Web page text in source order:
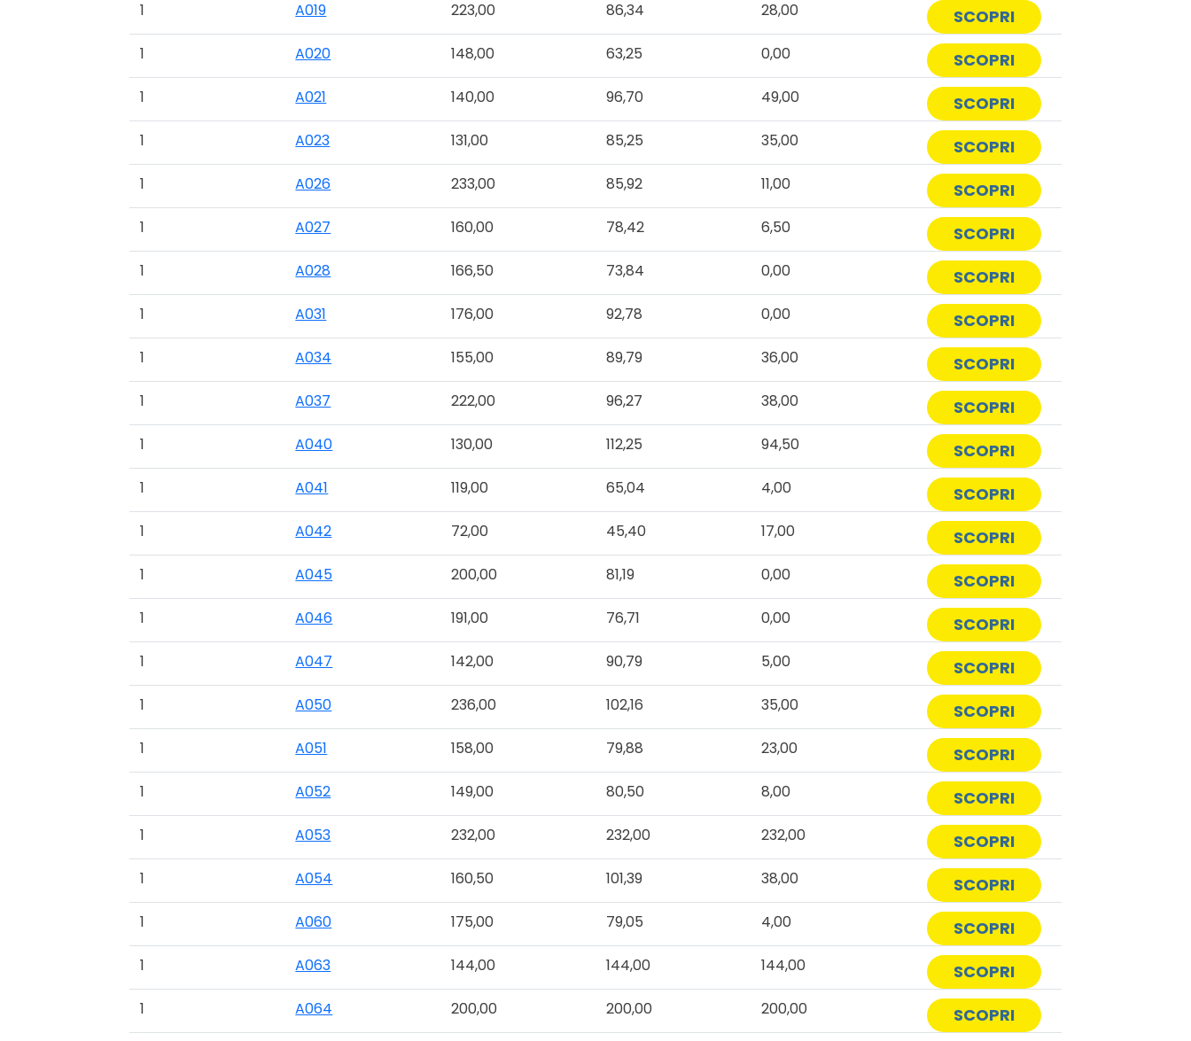
1 A019 223,00 86,34 28,00 SCOPRI
1 A020 148,00 63,25 0,00 SCOPRI
1 A021 140,00 96,70 49,00 SCOPRI
1 A023 131,00 85,25 35,00 SCOPRI
1 A026 233,00 85,92 11,00 SCOPRI
1 A027 160,00 78,42 6,50 SCOPRI
1 A028 166,50 73,84 0,00 SCOPRI
1 A031 176,00 92,78 0,00 SCOPRI
1 A034 155,00 89,79 36,00 SCOPRI
1 A037 222,00 96,27 38,00 SCOPRI
1 A040 130,00 112,25 94,50 SCOPRI
1 A041 119,00 65,04 4,00 SCOPRI
1 A042 72,00 45,40 17,00 SCOPRI
1 A045 200,00 81,19 0,00 SCOPRI
1 A046 191,00 76,71 0,00 SCOPRI
1 A047 142,00 90,79 5,00 SCOPRI
1 A050 236,00 102,16 35,00 SCOPRI
1 A051 158,00 79,88 23,00 SCOPRI
1 A052 149,00 80,50 8,00 SCOPRI
1 A053 232,00 232,00 232,00 SCOPRI
1 A054 160,50 101,39 38,00 SCOPRI
1 A060 175,00 79,05 4,00 SCOPRI
1 A063 144,00 144,00 144,00 SCOPRI
1 A064 200,00 200,00 200,00 SCOPRI